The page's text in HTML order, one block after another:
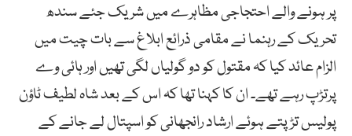
پر ہونے والے احتجاجی مظاہرے میں شریک جئے سندھ
تحریک کے رہنما نے مقامی ذرائع ابلاغ سے بات چیت میں
الزام عائد کیا کہ مقتول کو دو گولیاں لگی تھیں اور ہائی وے
پرتڑپ رہے تھے۔ ان کا کہنا تھا کہ اس کے بعد شاہ لطیف ٹاؤن
پولیس تڑپتے ہوئے ارشاد رانجھانی کو اسپتال لے جانے کے